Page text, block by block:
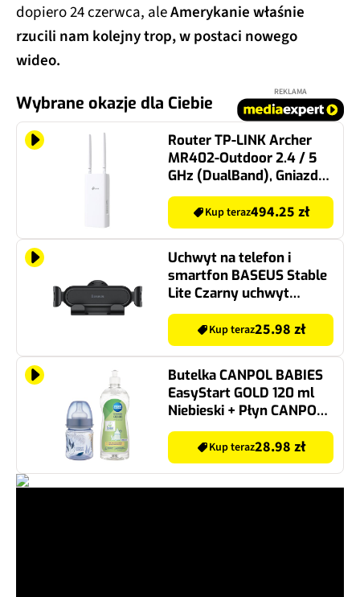
dopiero 24 czerwca, aleAmerykanie właśnie
rzucili nam kolejny trop, w postaci nowego
wideo.
Wybrane okazje dla Ciebie
REKLAMA
Router TP-LINK Archer
MR402-Outdoor 2.4 / 5
GHz (DualBand), Gniazdo
SIM
Kup teraz494.25 zł
Uchwyt na telefon i
smartfon BASEUS Stable
Lite Czarny uchwyt
samochodowy na kratkę
nawiewuKup teraz25.98 zł
Butelka CANPOL BABIES
EasyStart GOLD 120 ml
Niebieski + Płyn CANPOL
BABIES do mycia
smoczków i butelek 500
ml
Kup teraz28.98 zł